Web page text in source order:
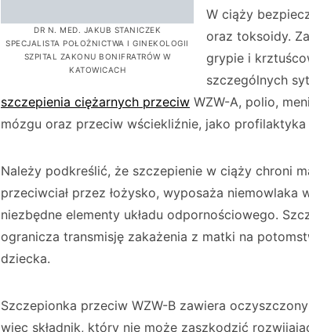
DR N. MED. JAKUB STANICZEK
SPECJALISTA POŁOŻNICTWA I GINEKOLOGII
SZPITAL ZAKONU BONIFRATRÓW W
KATOWICACH
W ciąży
oraz toksoidy.
grypie i
szczególnych
szczepienia ciężarnych przeciw WZW-A, polio,
mózgu oraz przeciw wściekliźnie, jako
Należy podkreślić, że szczepienie w ciąży chroni
przeciwciał przez łożysko, wyposaża niemowlaka
niezbędne elementy układu odpornościowego.
ogranicza transmisję zakażenia z matki na
dziecka.
Szczepionka przeciw WZW-B zawiera
więc składnik, który nie może zaszkodzić